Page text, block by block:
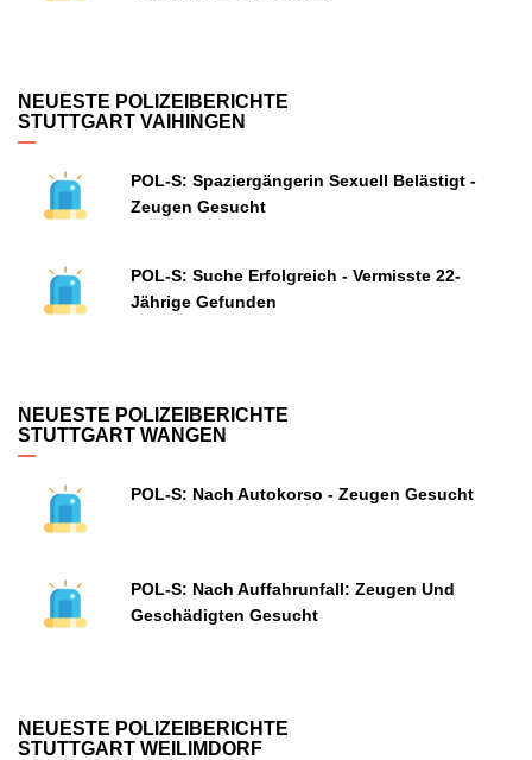
NEUESTE POLIZEIBERICHTE
STUTTGART VAIHINGEN
POL-S: Spaziergängerin Sexuell Belästigt -
Zeugen Gesucht
POL-S: Suche Erfolgreich - Vermisste 22-
Jährige Gefunden
NEUESTE POLIZEIBERICHTE
STUTTGART WANGEN
POL-S: Nach Autokorso - Zeugen Gesucht
POL-S: Nach Auffahrunfall: Zeugen Und
Geschädigten Gesucht
NEUESTE POLIZEIBERICHTE
STUTTGART WEILIMDORF